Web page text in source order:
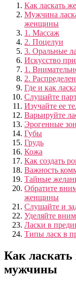
Как ласкать
Мужчина
женщины
1. Массаж
2. Поцелуи
3. Оральные
Искусство
1.
2.
Где и как
Слушайте
Изучайте ее
Варьируйте
Эрогенные
Губы
Грудь
Кожа
Как создать
Важность
Тайные
Обратите
женщины
Слушайте и
Уделяйте
Ласки в
Типы ласк в
Как
мужчины